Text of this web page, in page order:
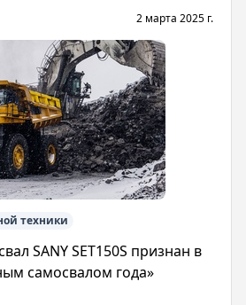
2 марта 2025 г.
техники
SANY SET150S признан в
самосвалом года»